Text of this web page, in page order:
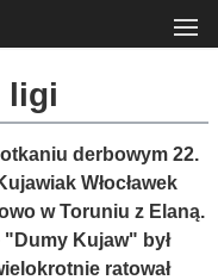
ligi
derbowym 22.
Włocławek
w Toruniu z Elaną.
Kujaw" był
ratował